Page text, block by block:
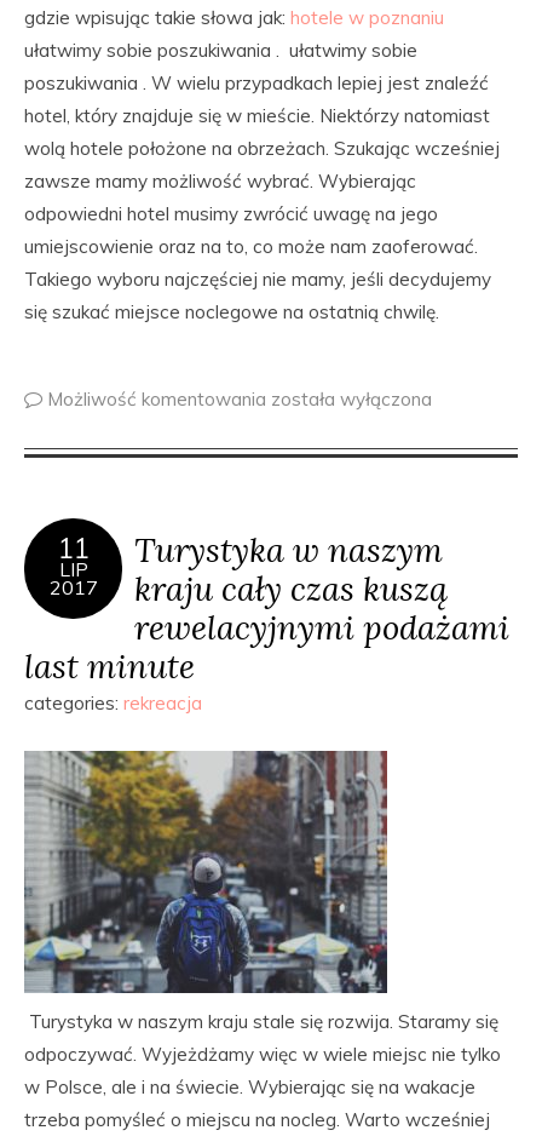
gdzie wpisując takie słowa jak: hotele w poznaniu
ułatwimy sobie poszukiwania . ułatwimy sobie
poszukiwania . W wielu przypadkach lepiej jest znaleźć
hotel, który znajduje się w mieście. Niektórzy natomiast
wolą hotele położone na obrzeżach. Szukając wcześniej
zawsze mamy możliwość wybrać. Wybierając
odpowiedni hotel musimy zwrócić uwagę na jego
umiejscowienie oraz na to, co może nam zaoferować.
Takiego wyboru najczęściej nie mamy, jeśli decydujemy
się szukać miejsce noclegowe na ostatnią chwilę.
Możliwość komentowania została wyłączona
11
LIP
2017
Turystyka w naszym
kraju cały czas kuszą
rewelacyjnymi podażami
last minute
categories: rekreacja
Turystyka w naszym kraju stale się rozwija. Staramy się
odpoczywać. Wyjeżdżamy więc w wiele miejsc nie tylko
w Polsce, ale i na świecie. Wybierając się na wakacje
trzeba pomyśleć o miejscu na nocleg. Warto wcześniej